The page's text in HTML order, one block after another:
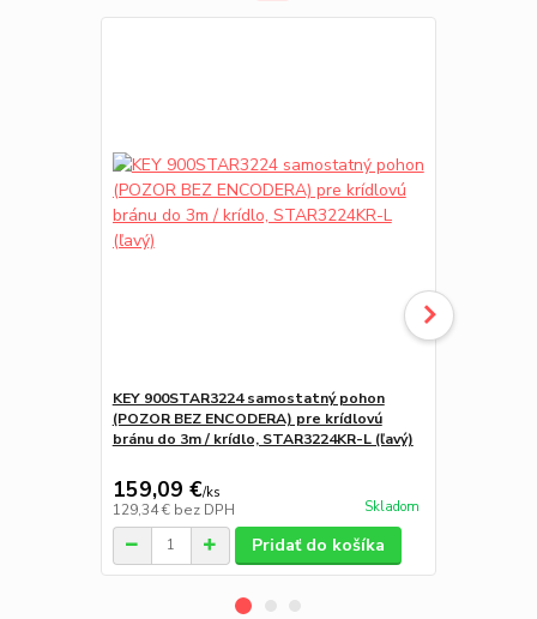
KEY 900STAR3224 samostatný pohon
(POZOR BEZ ENCODERA) pre krídlovú
bránu do 3m / krídlo, STAR3224KR-L (ľavý)
159,09 €/ks
129,34 € bez DPH Skladom
Pridať do košíka